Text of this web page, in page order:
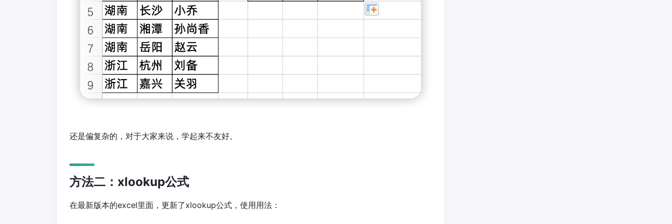
还是偏复杂的，对于大家来说，学起来不友好。
方法二：xlookup公式
在最新版本的excel里面，更新了xlookup公式，使用用法：